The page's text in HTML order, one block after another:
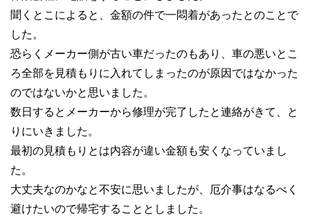
聞くとこによると、金額の件で一悶着があったとのことで
した。
恐らくメーカー側が古い車だったのもあり、車の悪いとこ
ろ全部を見積もりに入れてしまったのが原因ではなかった
のではないかと思いました。
数日するとメーカーから修理が完了したと連絡がきて、と
りにいきました。
最初の見積もりとは内容が違い金額も安くなっていまし
た。
大丈夫なのかなと不安に思いましたが、厄介事はなるべく
避けたいので帰宅することとしました。